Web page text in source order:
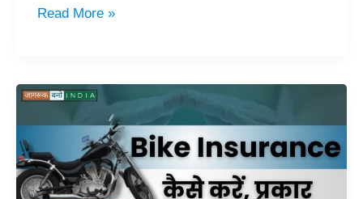
Read More »
Bike
Insurance
Kaise
Kare?